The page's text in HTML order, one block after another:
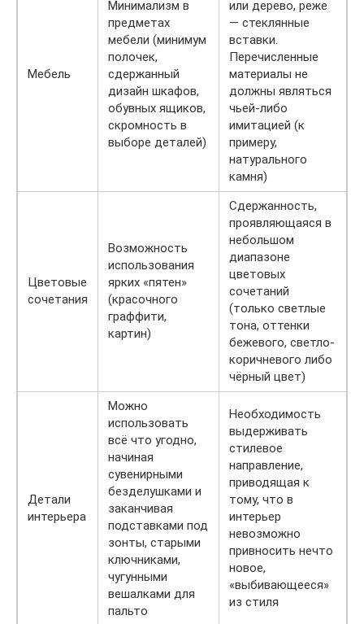
Мебель
Минимализм в
предметах
мебели (минимум
полочек,
сдержанный
дизайн шкафов,
обувных ящиков,
скромность в
выборе деталей)
или дерево, реже
— стеклянные
вставки.
Перечисленные
материалы не
должны являться
чьей-либо
имитацией (к
примеру,
натурального
камня)
Цветовые
сочетания
Возможность
использования
ярких «пятен»
(красочного
граффити,
картин)
Сдержанность,
проявляющаяся в
небольшом
диапазоне
цветовых
сочетаний
(только светлые
тона, оттенки
бежевого, светло-
коричневого либо
чёрный цвет)
Детали
интерьера
Можно
использовать
всё что угодно,
начиная
сувенирными
безделушками и
заканчивая
подставками под
зонты, старыми
ключниками,
чугунными
вешалками для
пальто
Необходимость
выдерживать
стилевое
направление,
приводящая к
тому, что в
интерьер
невозможно
привносить нечто
новое,
«выбивающееся»
из стиля